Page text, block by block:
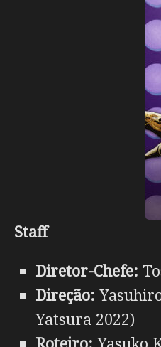
Staff
Diretor-Chefe:
Direção:
Yatsura 2022)